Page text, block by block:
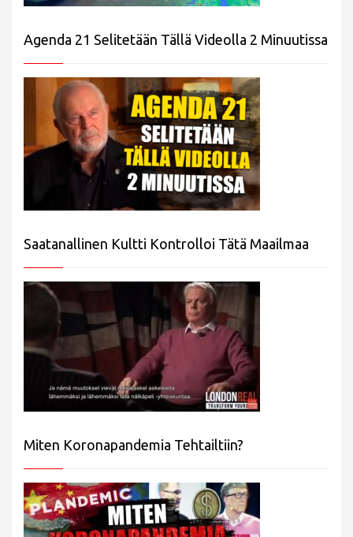
Agenda 21 Selitetään Tällä Videolla 2 Minuutissa
Saatanallinen Kultti Kontrolloi Tätä Maailmaa
Miten Koronapandemia Tehtailtiin?